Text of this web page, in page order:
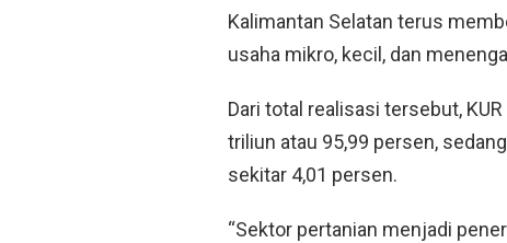
Kalimantan Selatan terus
usaha mikro, kecil, dan
Dari total realisasi tersebut,
triliun atau 95,99 persen,
sekitar 4,01 persen.
“Sektor pertanian menjadi